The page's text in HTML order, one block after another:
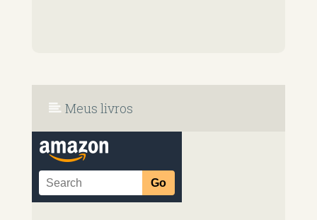
Meus livros